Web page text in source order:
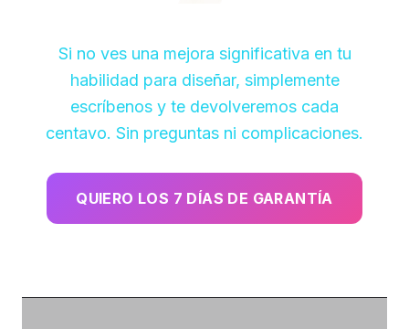
Si no ves una mejora significativa en tu
habilidad para diseñar, simplemente
escríbenos y te devolveremos cada
centavo. Sin preguntas ni complicaciones.
QUIERO LOS 7 DÍAS DE GARANTÍA